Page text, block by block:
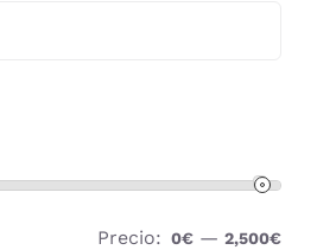
Precio: 0€ —2,500€